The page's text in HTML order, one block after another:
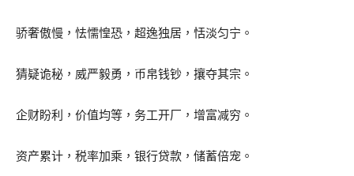
骄奢傲慢，怯懦惶恐，超逸独居，恬淡匀宁。
猜疑诡秘，威严毅勇，币帛钱钞，攘夺其宗。
企财盼利，价值均等，务工开厂，增富减穷。
资产累计，税率加乘，银行贷款，储蓄倍宠。